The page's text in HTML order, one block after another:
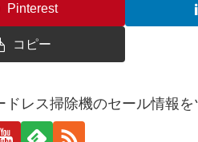
Pinterest
コピー
レス掃除機のセール情報を